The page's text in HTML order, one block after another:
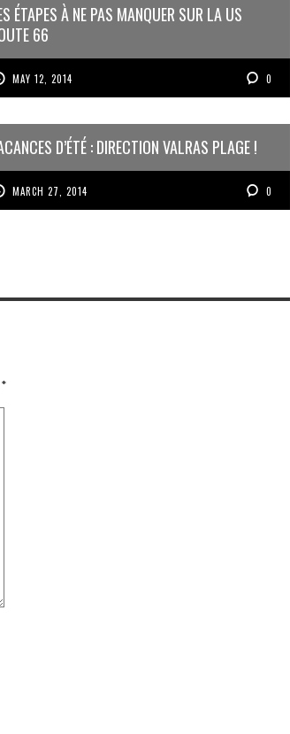
ÉTAPES À NE PAS MANQUER SUR LA US
66
MAY 12, 2014 0
D’ÉTÉ : DIRECTION VALRAS PLAGE !
MARCH 27, 2014 0
*